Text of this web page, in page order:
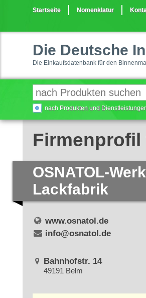
Startseite Nomenklatur
Die Deutsche
Die Einkaufsdatenbank für den
nach Produkten und
Firmenprofil
OSNATOL-
Lackfabrik
www.osnatol.de
info@osnatol.de
Bahnhofstr. 14
49191 Belm